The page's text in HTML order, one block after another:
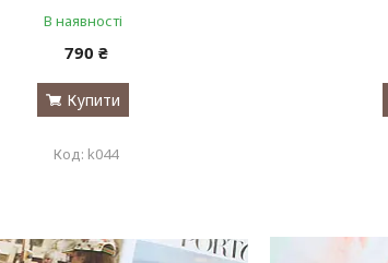
В наявності
790 ₴
Купити
k044